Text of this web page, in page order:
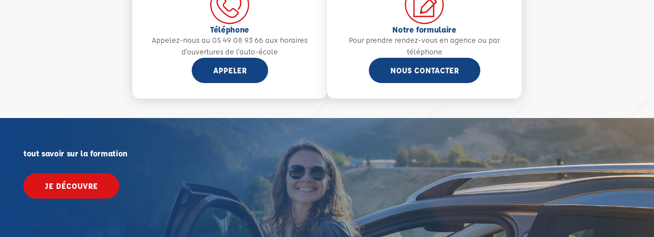
Téléphone
Appelez-nous au 05 49 08 93 66 aux horaires
d'ouvertures de l'auto-école
APPELER
Notre formulaire
Pour prendre rendez-vous en agence ou par
téléphone
NOUS CONTACTER
tout savoir sur la formation
JE DÉCOUVRE